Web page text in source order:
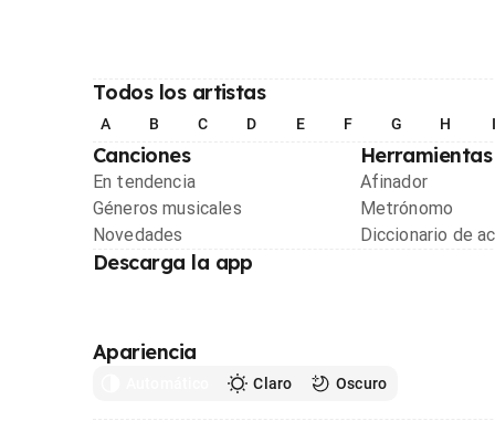
Todos los artistas
A B C D E F G H
Canciones
En tendencia
Géneros musicales
Novedades
Herramientas
Afinador
Metrónomo
Diccionario de
Descarga la app
Apariencia
Claro Oscuro